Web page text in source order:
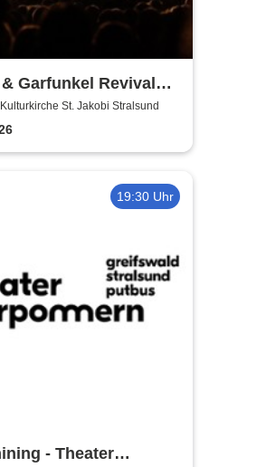
Garfunkel Revival
St. Jakobi Stralsund
19:30 Uhr
- Theater